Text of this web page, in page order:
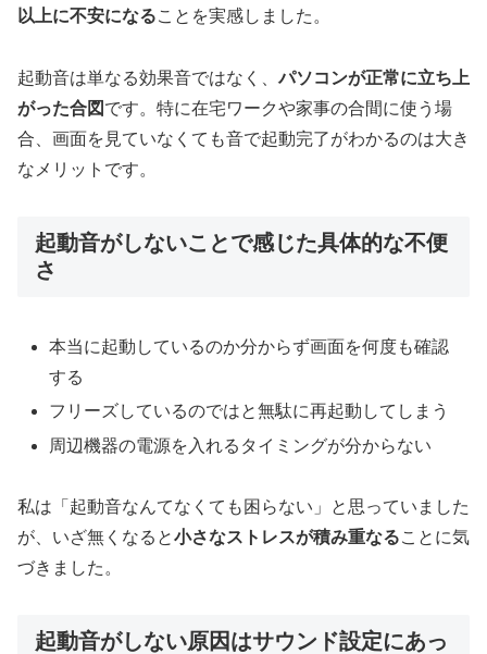
以上に不安になることを実感しました。
起動音は単なる効果音ではなく、パソコンが正常に立ち上
がった合図 です。特に在宅ワークや家事の合間に使う場
合、画面を見ていなくても音で起動完了がわかるのは大き
なメリットです。
起動音がしないことで感じた具体的な不便
さ
本当に起動しているのか分からず画面を何度も確認
する
フリーズしているのではと無駄に再起動してしまう
周辺機器の電源を入れるタイミングが分からない
私は「起動音なんてなくても困らない」と思っていました
が、いざ無くなると小さなストレスが積み重なることに気
づきました。
起動音がしない原因はサウンド設定にあっ